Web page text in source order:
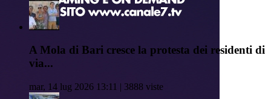
A Mola di Bari cresce la protesta dei residenti di
via...
mar, 14 lug 2026 13:11 | 3888 viste